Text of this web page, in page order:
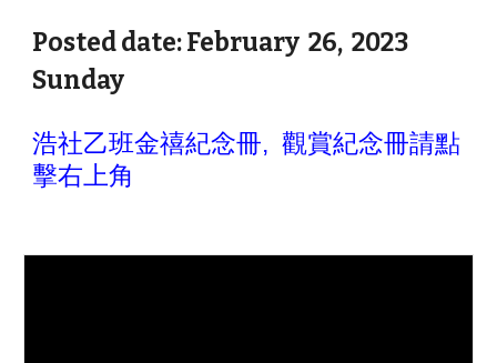
Posted date: February26, 2023
Sunday
浩社乙班金禧紀念冊, 觀賞紀念冊請點
擊右上角